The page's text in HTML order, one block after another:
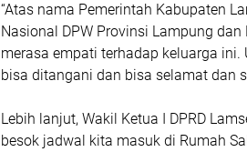
“Atas nama Pemerintah Kabupaten
Nasional DPW Provinsi Lampung
merasa empati terhadap keluarga
bisa ditangani dan bisa selamat dan
Lebih lanjut, Wakil Ketua I DPRD
besok jadwal kita masuk di Rumah